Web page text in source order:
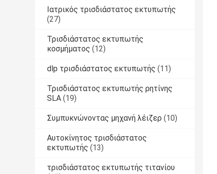
Ιατρικός τρισδιάστατος εκτυπωτής
(27)
Τρισδιάστατος εκτυπωτής
κοσμήματος (12)
dlp τρισδιάστατος εκτυπωτής (11)
Τρισδιάστατος εκτυπωτής ρητίνης
SLA (19)
Συμπυκνώνοντας μηχανή λέιζερ (10)
Αυτοκίνητος τρισδιάστατος
εκτυπωτής (13)
τρισδιάστατος εκτυπωτής τιτανίου